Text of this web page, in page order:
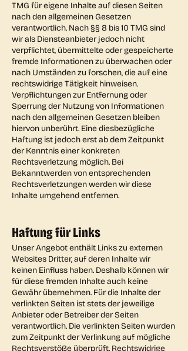
TMG für eigene Inhalte auf diesen Seiten
nach den allgemeinen Gesetzen
verantwortlich. Nach §§ 8 bis 10 TMG sind
wir als Diensteanbieter jedoch nicht
verpflichtet, übermittelte oder gespeicherte
fremde Informationen zu überwachen oder
nach Umständen zu forschen, die auf eine
rechtswidrige Tätigkeit hinweisen.
Verpflichtungen zur Entfernung oder
Sperrung der Nutzung von Informationen
nach den allgemeinen Gesetzen bleiben
hiervon unberührt. Eine diesbezügliche
Haftung ist jedoch erst ab dem Zeitpunkt
der Kenntnis einer konkreten
Rechtsverletzung möglich. Bei
Bekanntwerden von entsprechenden
Rechtsverletzungen werden wir diese
Inhalte umgehend entfernen.
Haftung für Links
Unser Angebot enthält Links zu externen
Websites Dritter, auf deren Inhalte wir
keinen Einfluss haben. Deshalb können wir
für diese fremden Inhalte auch keine
Gewähr übernehmen. Für die Inhalte der
verlinkten Seiten ist stets der jeweilige
Anbieter oder Betreiber der Seiten
verantwortlich. Die verlinkten Seiten wurden
zum Zeitpunkt der Verlinkung auf mögliche
Rechtsverstöße überprüft. Rechtswidrige